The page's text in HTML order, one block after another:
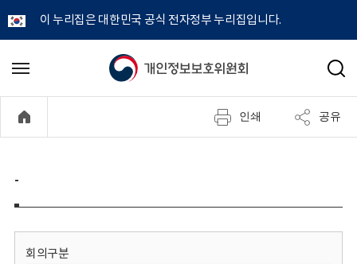
이 누리집은 대한민국 공식 전자정부 누리집입니다.
개
정
보
메
기
검
인쇄 공유
-
회의구분